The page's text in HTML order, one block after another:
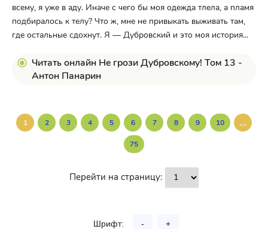
всему, я уже в аду. Иначе с чего бы моя одежда тлела, а пламя
подбиралось к телу? Что ж, мне не привыкать выживать там,
где остальные сдохнут. Я — Дубровский и это моя история...
Читать онлайн Не грози Дубровскому! Том 13 -
Антон Панарин
1 2 3 4 5 6 7 8 9 10 ...
75
Перейти на страницу:
Шрифт: - +